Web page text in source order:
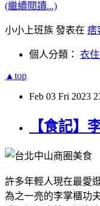
(繼續閱讀...)
小小上班族 發表在 痞
個人分類： 衣
▲top
Feb 03 Fri 2023
【食記】
許多年輕人現在最愛
為之一亮的李掌櫃功